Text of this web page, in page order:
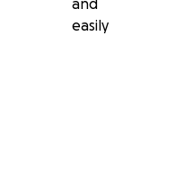
and
easily